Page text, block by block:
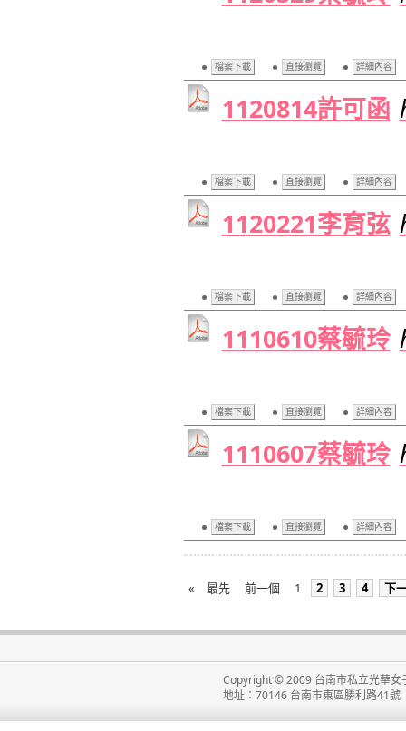
檔案下載 直接瀏覽 詳細內容
1120814許可函
檔案下載 直接瀏覽 詳細內容
1120221李育弦
檔案下載 直接瀏覽 詳細內容
1110610蔡毓玲
檔案下載 直接瀏覽 詳細內容
1110607蔡毓玲
檔案下載 直接瀏覽 詳細內容
« 最先 前一個 1 2 3 4 下
Copyright © 2009 台南市私立光華
地址：70146 台南市東區勝利路41